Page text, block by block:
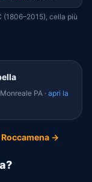
cella più
PA ·apri la
→